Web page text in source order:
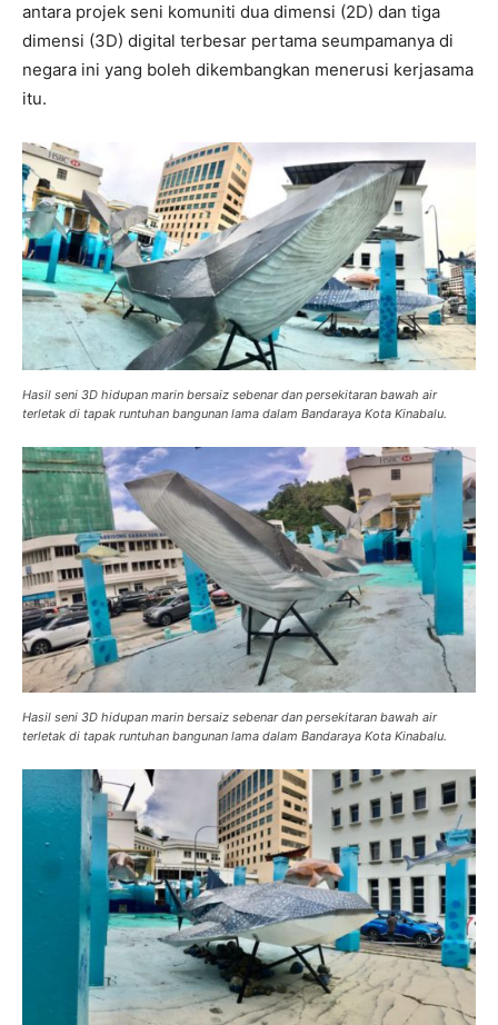
antara projek seni komuniti dua dimensi (2D) dan tiga
dimensi (3D) digital terbesar pertama seumpamanya di
negara ini yang boleh dikembangkan menerusi kerjasama
itu.
Hasil seni 3D hidupan marin bersaiz sebenar dan persekitaran bawah air
terletak di tapak runtuhan bangunan lama dalam Bandaraya Kota Kinabalu.
Hasil seni 3D hidupan marin bersaiz sebenar dan persekitaran bawah air
terletak di tapak runtuhan bangunan lama dalam Bandaraya Kota Kinabalu.